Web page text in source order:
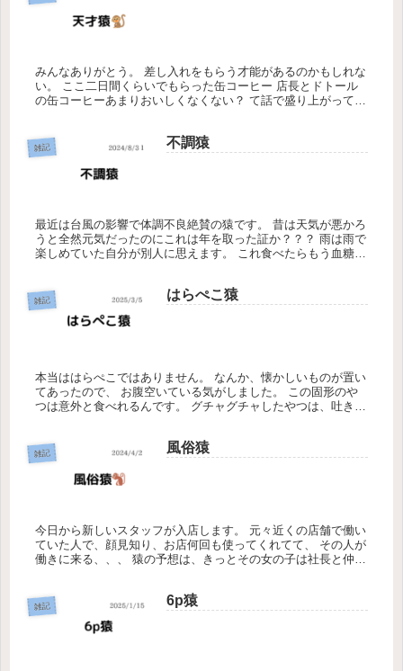
みんなありがとう。 差し入れをもらう才能があるのかもしれな
い。 ここ二日間くらいでもらった缶コーヒー 店長とドトール
の缶コーヒーあまりおいしくなくない？ て話で盛り上がってた
雑記 不調猿
最近は台風の影響で体調不良絶賛の猿です。 昔は天気が悪かろ
うと全然元気だったのにこれは年を取った証か？？？ 雨は雨で
楽しめていた自分が別人に思えます。 これ食べたらもう血糖値
雑記 はらぺこ猿
本当ははらぺこではありません。 なんか、懐かしいものが置い
てあったので、 お腹空いている気がしました。 この固形のや
つは意外と食べれるんです。 グチャグチャしたやつは、吐き気
雑記 風俗猿
今日から新しいスタッフが入店します。 元々近くの店舗で働い
ていた人で、顔見知り、お店何回も使ってくれてて、 その人が
働きに来る、、、 猿の予想は、きっとその女の子は社長と仲良
雑記 6p猿